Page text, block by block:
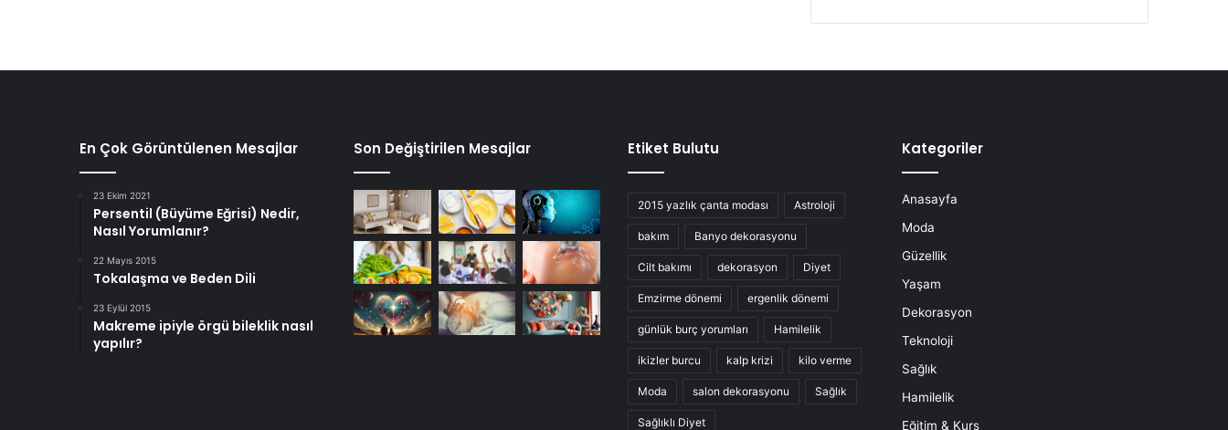
En Çok Görüntülenen Mesajlar
23 Ekim 2021
Persentil (Büyüme Eğrisi) Nedir,
Nasıl Yorumlanır?
22 Mayıs 2015
Tokalaşma ve Beden Dili
23 Eylül 2015
Makreme ipiyle örgü bileklik nasıl
yapılır?
Son Değiştirilen Mesajlar Etiket Bulutu
2015 yazlık çanta modası Astroloji
bakım Banyo dekorasyonu
Cilt bakımı dekorasyon Diyet
Emzirme dönemi ergenlik dönemi
günlük burç yorumları Hamilelik
ikizler burcu kalp krizi kilo verme
Moda salon dekorasyonu Sağlık
Sağlıklı Diyet
Kategoriler
Anasayfa
Moda
Güzellik
Yaşam
Dekorasyon
Teknoloji
Sağlık
Hamilelik
Eğitim & Kurs